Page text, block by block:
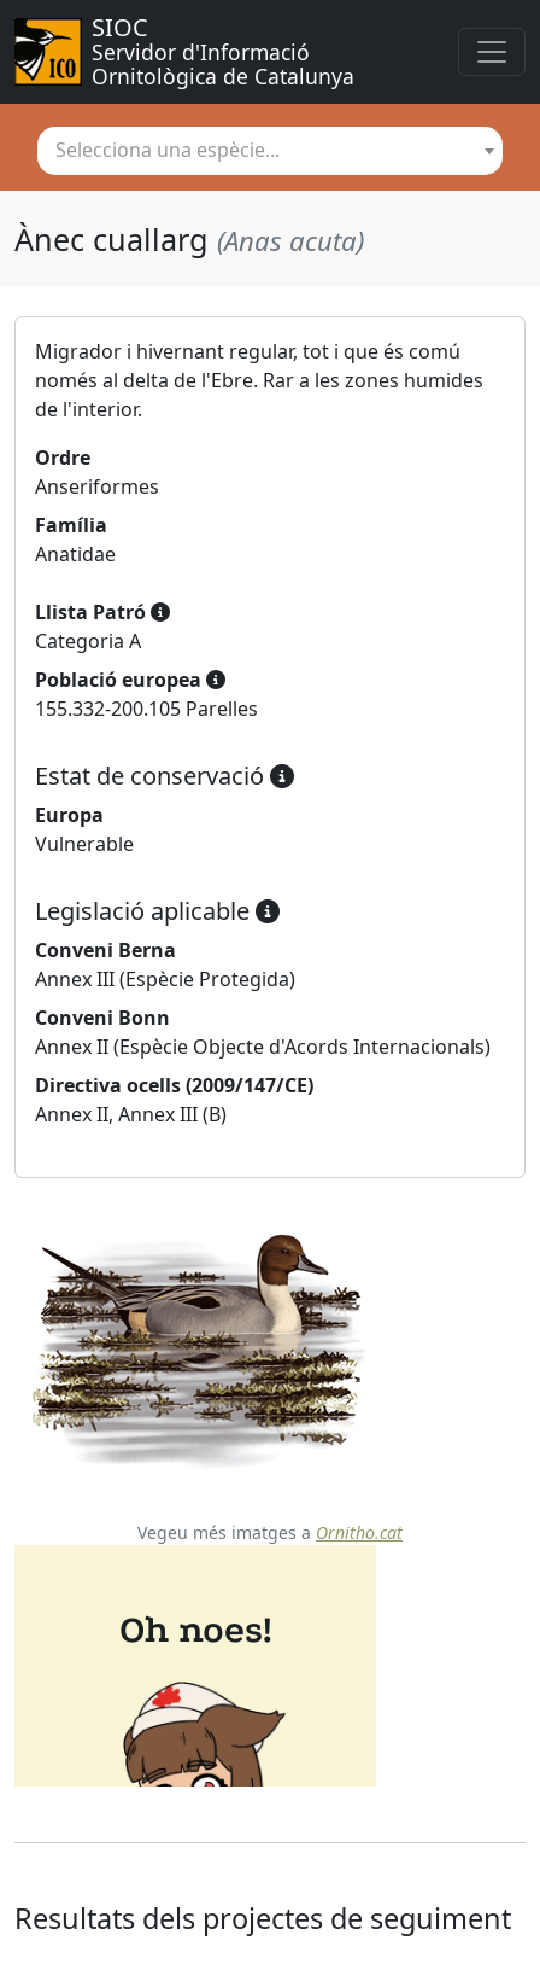
SIOC
Servidor d'Informació
Ornitològica de Catalunya
Selecciona una espècie...
Ànec cuallarg (Anas acuta)
Migrador i hivernant regular, tot i que és comú
només al delta de l'Ebre. Rar a les zones humides
de l'interior.
Ordre
Anseriformes
Família
Anatidae
Llista Patró
Categoria A
Població europea
155.332-200.105 Parelles
Estat de conservació
Europa
Vulnerable
Legislació aplicable
Conveni Berna
Annex III (Espècie Protegida)
Conveni Bonn
Annex II (Espècie Objecte d'Acords Internacionals)
Directiva ocells (2009/147/CE)
Annex II, Annex III (B)
Vegeu més imatges a Ornitho.cat
Resultats dels projectes de seguiment